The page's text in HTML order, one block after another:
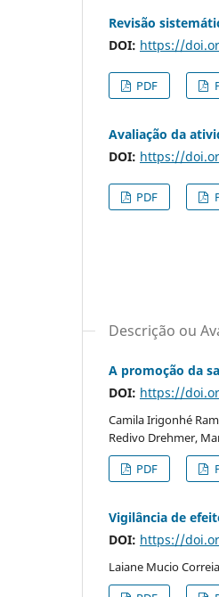
Revisão
DOI: https://
PDF
Avaliação da
DOI: https://
PDF
Descrição ou
A promoção da
DOI: https://
Camila Irigonhé
Redivo Drehmer,
PDF
Vigilância de
DOI: https://
Laiane Mucio